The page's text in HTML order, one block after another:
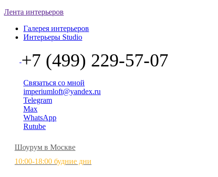
Лента интерьеров
Галерея интерьеров
Интерьеры Studio
+7 (499) 229-57-07
Связаться со мной
imperiumloft@yandex.ru
Telegram
Max
WhatsApp
Rutube
Шоурум в Москве
10:00-18:00 будние дни